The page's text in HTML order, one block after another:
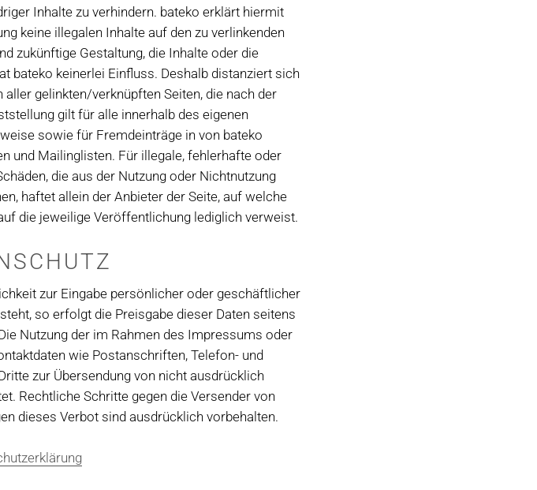
Inhalte zu verhindern. bateko erklärt hiermit
keine illegalen Inhalte auf den zu verlinkenden
zukünftige Gestaltung, die Inhalte oder die
bateko keinerlei Einfluss. Deshalb distanziert sich
gelinkten/verknüpften Seiten, die nach der
gilt für alle innerhalb des eigenen
sowie für Fremdeinträge in von bateko
und Mailinglisten. Für illegale, fehlerhafte oder
die aus der Nutzung oder Nichtnutzung
haftet allein der Anbieter der Seite, auf welche
die jeweilige Veröffentlichung lediglich verweist.
zur Eingabe persönlicher oder geschäftlicher
so erfolgt die Preisgabe dieser Daten seitens
Nutzung der im Rahmen des Impressums oder
wie Postanschriften, Telefon- und
zur Übersendung von nicht ausdrücklich
Rechtliche Schritte gegen die Versender von
dieses Verbot sind ausdrücklich vorbehalten.